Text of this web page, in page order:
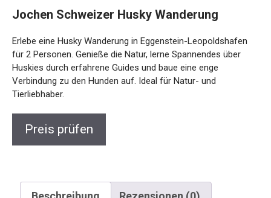
Jochen Schweizer Husky Wanderung
Erlebe eine Husky Wanderung in Eggenstein-Leopoldshafen
für 2 Personen. Genieße die Natur, lerne Spannendes über
Huskies durch erfahrene Guides und baue eine enge
Verbindung zu den Hunden auf. Ideal für Natur- und
Tierliebhaber.
Preis prüfen
Beschreibung Rezensionen (0)